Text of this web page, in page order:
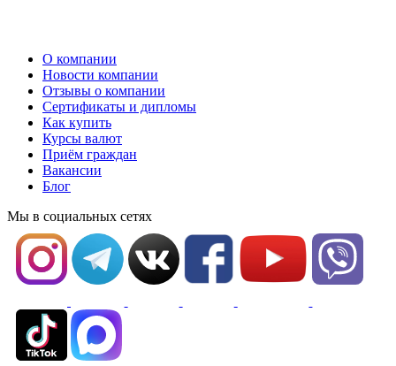
О компании
Новости компании
Отзывы о компании
Сертификаты и дипломы
Как купить
Курсы валют
Приём граждан
Вакансии
Блог
Мы в социальных сетях